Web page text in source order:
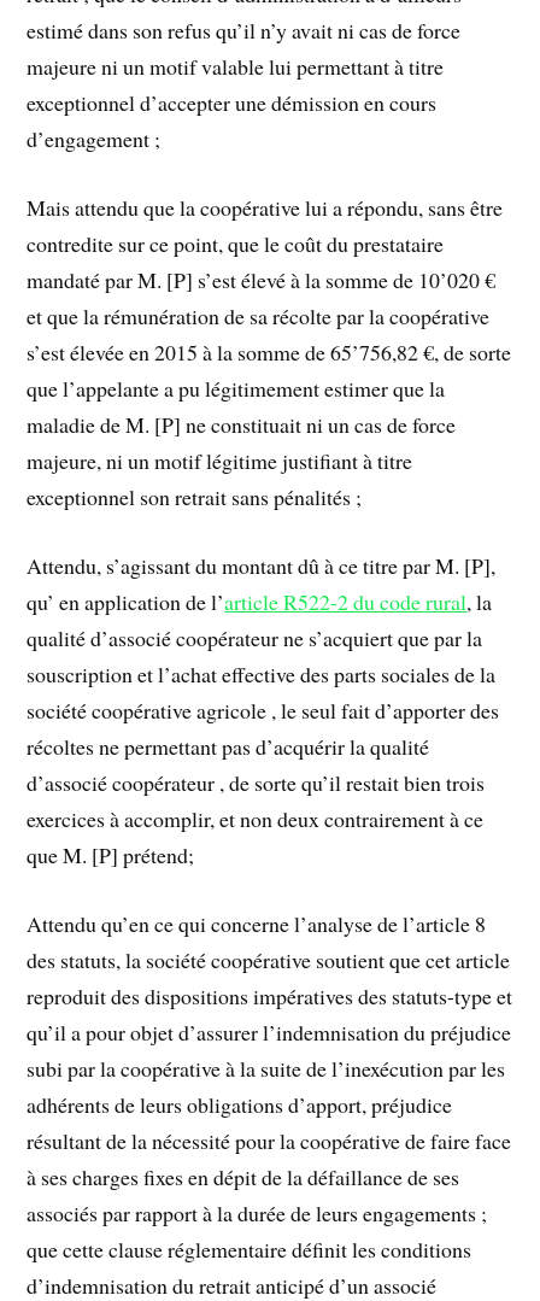
estimé dans son refus qu’il n’y avait ni cas de force
majeure ni un motif valable lui permettant à titre
exceptionnel d’accepter une démission en cours
d’engagement ;
Mais attendu que la coopérative lui a répondu, sans être
contredite sur ce point, que le coût du prestataire
mandaté par M. [P] s’est élevé à la somme de 10’020 €
et que la rémunération de sa récolte par la coopérative
s’est élevée en 2015 à la somme de 65’756,82 €, de sorte
que l’appelante a pu légitimement estimer que la
maladie de M. [P] ne constituait ni un cas de force
majeure, ni un motif légitime justifiant à titre
exceptionnel son retrait sans pénalités ;
Attendu, s’agissant du montant dû à ce titre par M. [P],
qu’ en application de l’article R522-2 du code rural, la
qualité d’associé coopérateur ne s’acquiert que par la
souscription et l’achat effective des parts sociales de la
société coopérative agricole , le seul fait d’apporter des
récoltes ne permettant pas d’acquérir la qualité
d’associé coopérateur , de sorte qu’il restait bien trois
exercices à accomplir, et non deux contrairement à ce
que M. [P] prétend;
Attendu qu’en ce qui concerne l’analyse de l’article 8
des statuts, la société coopérative soutient que cet article
reproduit des dispositions impératives des statuts-type et
qu’il a pour objet d’assurer l’indemnisation du préjudice
subi par la coopérative à la suite de l’inexécution par les
adhérents de leurs obligations d’apport, préjudice
résultant de la nécessité pour la coopérative de faire face
à ses charges fixes en dépit de la défaillance de ses
associés par rapport à la durée de leurs engagements ;
que cette clause réglementaire définit les conditions
d’indemnisation du retrait anticipé d’un associé